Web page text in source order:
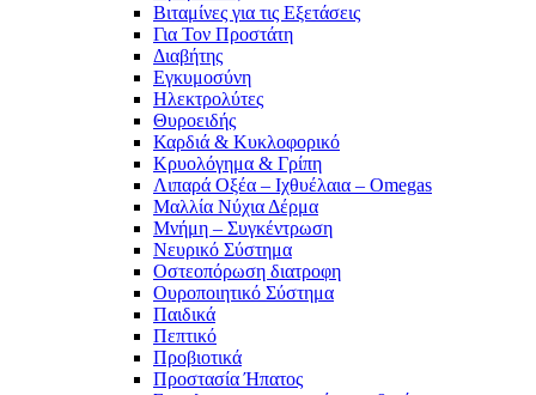
Βιταμίνες για τις Εξετάσεις
Για Τον Προστάτη
Διαβήτης
Εγκυμοσύνη
Ηλεκτρολύτες
Θυροειδής
Καρδιά & Κυκλοφορικό
Κρυολόγημα & Γρίπη
Λιπαρά Οξέα – Ιχθυέλαια – Omegas
Μαλλία Νύχια Δέρμα
Μνήμη – Συγκέντρωση
Νευρικό Σύστημα
Οστεοπόρωση διατροφη
Ουροποιητικό Σύστημα
Παιδικά
Πεπτικό
Προβιοτικά
Προστασία Ήπατος